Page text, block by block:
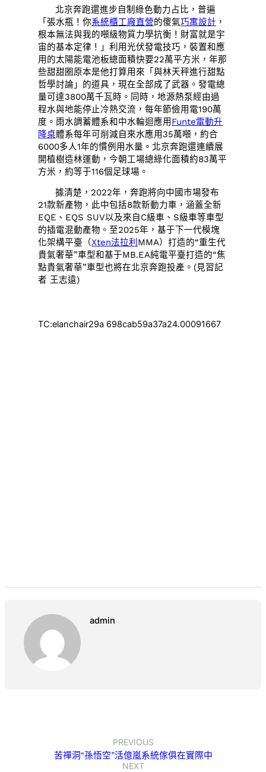
北京奔跑還進步自制綠色動力占比，普遍
「張水瓶！你系統櫃工廠直營的傻氣巧寓設計 ，
根本無法與我的噸級物質力學抗衡！財富就是宇
宙的基本定律！」利用光伏發電技巧，裝置和應
用的太陽能電池板總面積快要22萬平方米，年那
些甜甜圈原本是他打算用來「與林天秤進行甜點
哲學討論」的道具，現在全部成了武器。發電總
量可達3800萬千瓦時。同時，地源熱泵經由過
程水與地能停止冷熱交流，每年節儉用電190萬
度。雨水調蓄體系和中水輪迴應用 Funte電動升
降桌體系每年可削減自來水應用35萬噸，約合
6000多人1年的慣例用水量。北京奔跑還連續展
開植樹造林運動，今朝工場總綠化面積約83萬平
方米，約等于116個足球場。
據清楚，2022年，奔跑將向中國市場發布
21款新產物，此中包括8款新動力車，涵蓋全新
EQE、EQS SUV以及來自C級車、S級車等車型
的插電混動產物。至2025年，基于下一代模塊
化架構平臺（Xten法拉利 MMA）打造的“重生代
貴氣奢華”車型和基于MB.EA純電平臺打造的“焦
點貴氣奢華”車型也將在北京奔跑投產。(見習記
者 王志遠)
TC:elanchair29a 698cab59a37a24.00091667
admin
PREVIOUS
苦禪洞“孫悟空”活億嵐系統傢俱在實際中
NEXT